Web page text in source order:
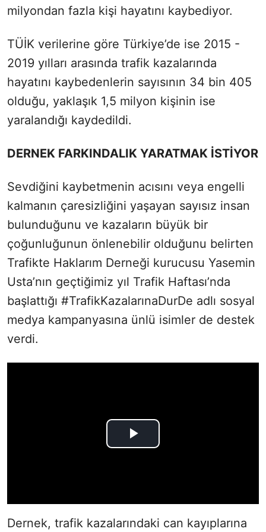
milyondan fazla kişi hayatını kaybediyor.
TÜİK verilerine göre Türkiye’de ise 2015 -
2019 yılları arasında trafik kazalarında
hayatını kaybedenlerin sayısının 34 bin 405
olduğu, yaklaşık 1,5 milyon kişinin ise
yaralandığı kaydedildi.
DERNEK FARKINDALIK YARATMAK İSTİYOR
Sevdiğini kaybetmenin acısını veya engelli
kalmanın çaresizliğini yaşayan sayısız insan
bulunduğunu ve kazaların büyük bir
çoğunluğunun önlenebilir olduğunu belirten
Trafikte Haklarım Derneği kurucusu Yasemin
Usta’nın geçtiğimiz yıl Trafik Haftası’nda
başlattığı #TrafikKazalarınaDurDe adlı sosyal
medya kampanyasına ünlü isimler de destek
verdi.
Dernek, trafik kazalarındaki can kayıplarına